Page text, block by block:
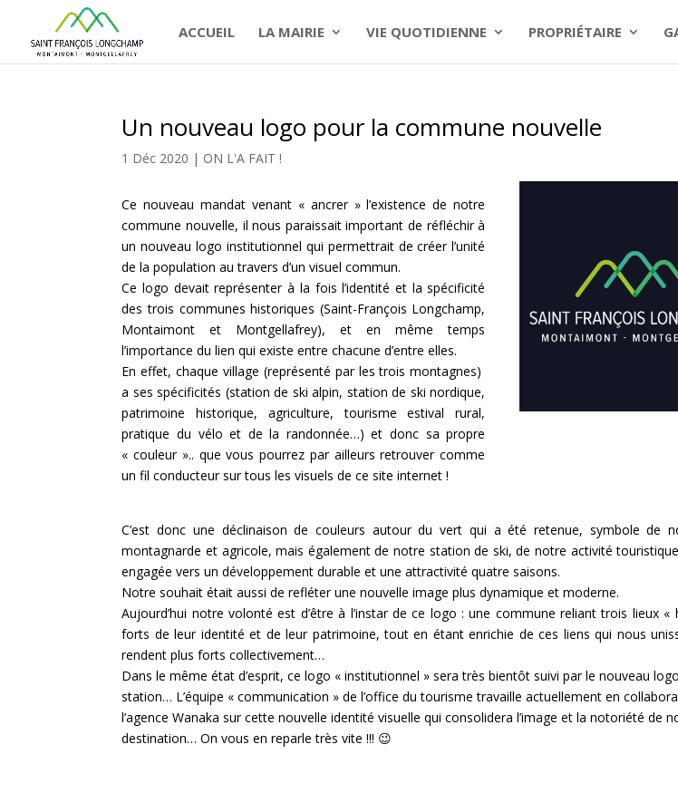
ACCUEIL LA MAIRIE VIE QUOTIDIENNE PROPRIÉTAIRE
Un nouveau logo pour la commune nouvelle
1 Déc 2020 ON L'A FAIT !
Ce nouveau mandat venant « ancrer » l’existence de notre
commune nouvelle, il nous paraissait important de réfléchir à
un nouveau logo institutionnel qui permettrait de créer l’unité
de la population au travers d’un visuel commun.
Ce logo devait représenter à la fois l’identité et la spécificité
des trois communes historiques (Saint-François Longchamp,
Montaimont et Montgellafrey), et en même temps
l’importance du lien qui existe entre chacune d’entre elles.
En effet, chaque village (représenté par les trois montagnes)
a ses spécificités (station de ski alpin, station de ski nordique,
patrimoine historique, agriculture, tourisme estival rural,
pratique du vélo et de la randonnée…) et donc sa propre
« couleur ».. que vous pourrez par ailleurs retrouver comme
un fil conducteur sur tous les visuels de ce site internet !
C’est donc une déclinaison de couleurs autour du vert qui a été retenue, symbole de
montagnarde et agricole, mais également de notre station de ski, de notre activité
engagée vers un développement durable et une attractivité quatre saisons.
Notre souhait était aussi de refléter une nouvelle image plus dynamique et moderne.
Aujourd’hui notre volonté est d’être à l’instar de ce logo : une commune reliant trois lieux «
forts de leur identité et de leur patrimoine, tout en étant enrichie de ces liens qui nous
rendent plus forts collectivement…
Dans le même état d’esprit, ce logo « institutionnel » sera très bientôt suivi par le nouveau
station… L’équipe « communication » de l’office du tourisme travaille actuellement en
l’agence Wanaka sur cette nouvelle identité visuelle qui consolidera l’image et la notoriété de
destination… On vous en reparle très vite !!! 😉